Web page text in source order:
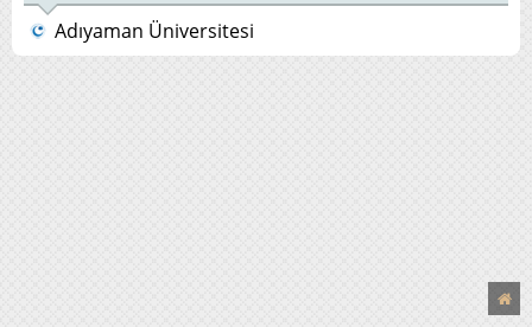
Adıyaman Üniversitesi